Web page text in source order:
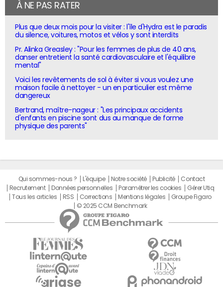
À NE PAS RATER
Plus que deux mois pour la visiter : l'île d'Hydra est le paradis
du silence, voitures, motos et vélos y sont interdits
Pr. Alinka Greasley : "Pour les femmes de plus de 40 ans,
danser entretient la santé cardiovasculaire et l'équilibre
mental"
Voici les revêtements de sol à éviter si vous voulez une
maison facile à nettoyer - un en particulier est même
dangereux
Bertrand, maître-nageur : "Les principaux accidents
d'enfants en piscine sont dus au manque de forme
physique des parents"
Qui sommes-nous ? L'équipe Notre société Publicité
Contact
Recrutement
Données personnelles Paramétrer les cookies
Gérer Utiq
Tous les articles
RSS Corrections Mentions légales
Groupe Figaro
© 2025 CCM Benchmark